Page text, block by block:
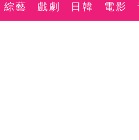
綜藝 戲劇 日韓 電影